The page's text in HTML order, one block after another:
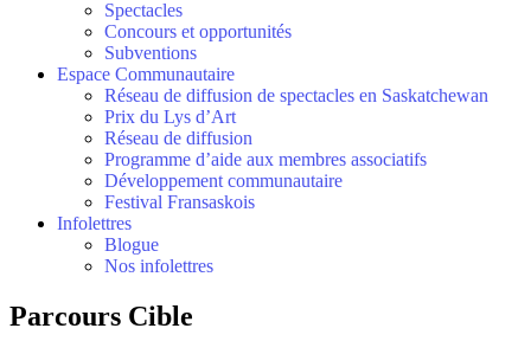
Spectacles
Concours et opportunités
Subventions
Espace Communautaire
Réseau de diffusion de spectacles en Saskatchewan
Prix du Lys d’Art
Réseau de diffusion
Programme d’aide aux membres associatifs
Développement communautaire
Festival Fransaskois
Infolettres
Blogue
Nos infolettres
Parcours Cible